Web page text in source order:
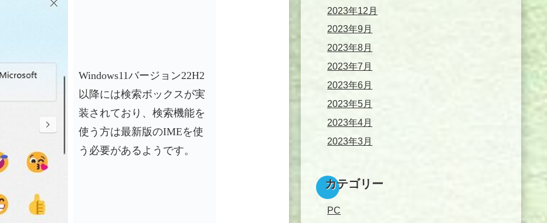
Windows11バージョン22H2
以降には検索ボックスが実
装されており、検索機能を
使う方は最新版のIMEを使
う必要があるようです。
2023年12月
2023年9月
2023年8月
2023年7月
2023年6月
2023年5月
2023年4月
2023年3月
カテゴリー
PC